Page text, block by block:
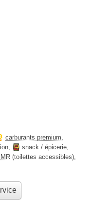
carburants premium,
, snack / épicerie,
(toilettes accessibles),